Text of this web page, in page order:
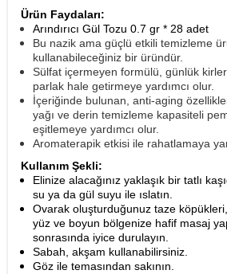
Ürün Faydaları:
Arındırıcı Gül Tozu 0.7 gr * 28 adet
Bu nazik ama güçlü etkili temizleme
kullanabileceğiniz bir üründür.
Sülfat içermeyen formülü, günlük
parlak hale getirmeye yardımcı olur.
İçeriğinde bulunan, anti-aging
yağı ve derin temizleme kapasiteli
eşitlemeye yardımcı olur.
Aromaterapik etkisi ile rahatlamaya
Kullanım Şekli:
Elinize alacağınız yaklaşık bir tatlı
su ya da gül suyu ile ıslatın.
Ovarak oluşturduğunuz taze
yüz ve boyun bölgenize hafif masaj
sonrasında iyice durulayın.
Sabah, akşam kullanabilirsiniz.
Göz ile temasından sakının.